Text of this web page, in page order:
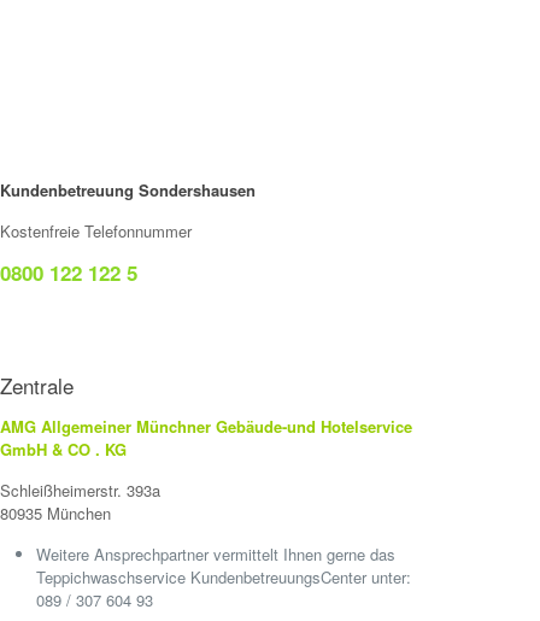
Kundenbetreuung Sondershausen
Kostenfreie Telefonnummer
0800 122 122 5
Zentrale
AMG Allgemeiner Münchner Gebäude-und Hotelservice
GmbH & CO . KG
Schleißheimerstr. 393a
80935 München
Weitere Ansprechpartner vermittelt Ihnen gerne das
Teppichwaschservice KundenbetreuungsCenter unter:
089 / 307 604 93